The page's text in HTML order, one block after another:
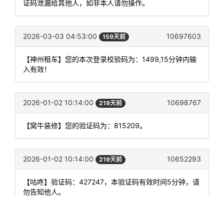
证码泄漏给其他人，如非本人请勿操作。
2026-03-03 04:53:00 159天前 10697603
【神州租车】您的本次登录校验码为：1499,15分钟内输
入有效！
2026-01-02 10:14:00 219天前 10698767
【窝牛装修】您的验证码为：815209。
2026-01-02 10:14:00 219天前 10652293
【咕咚】验证码：427247，本验证码有效时间5分钟，请
勿告知他人。